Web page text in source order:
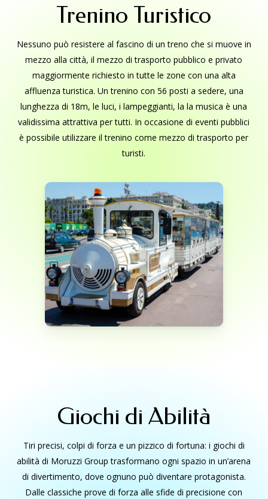
Trenino Turistico
Nessuno può resistere al fascino di un treno che si muove in
mezzo alla città, il mezzo di trasporto pubblico e privato
maggiormente richiesto in tutte le zone con una alta
affluenza turistica. Un trenino con 56 posti a sedere, una
lunghezza di 18m, le luci, i lampeggianti, la la musica è una
validissima attrattiva per tutti. In occasione di eventi pubblici
è possibile utilizzare il trenino come mezzo di trasporto per
turisti.
Giochi di Abilità
Tiri precisi, colpi di forza e un pizzico di fortuna: i giochi di
abilità di Moruzzi Group trasformano ogni spazio in un’arena
di divertimento, dove ognuno può diventare protagonista.
Dalle classiche prove di forza alle sfide di precisione con